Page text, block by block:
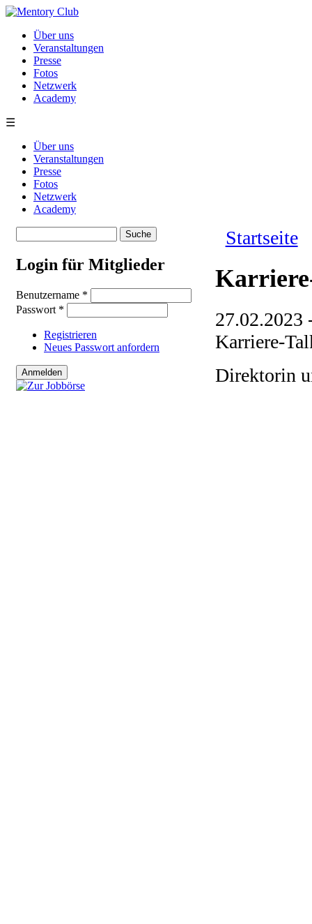
Direkt zum Inhalt
Über uns
Veranstaltungen
Presse
Fotos
Netzwerk
Academy
☰
Über uns
Veranstaltungen
Presse
Fotos
Netzwerk
Academy
Login für Mitglieder
Benutzername *
Passwort *
Registrieren
Neues Passwort anfordern
Sie sind
Startseite
27.02.2023
Karriere-
Direktorin